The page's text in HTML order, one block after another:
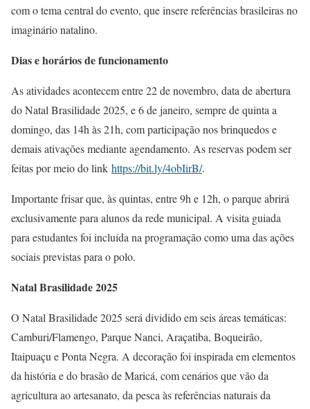
com o tema central do evento, que insere referências brasileiras no
imaginário natalino.
Dias e horários de funcionamento
As atividades acontecem entre 22 de novembro, data de abertura
do Natal Brasilidade 2025, e 6 de janeiro, sempre de quinta a
domingo, das 14h às 21h, com participação nos brinquedos e
demais ativações mediante agendamento. As reservas podem ser
feitas por meio do link https://bit.ly/4obIirB/.
Importante frisar que, às quintas, entre 9h e 12h, o parque abrirá
exclusivamente para alunos da rede municipal. A visita guiada
para estudantes foi incluída na programação como uma das ações
sociais previstas para o polo.
Natal Brasilidade 2025
O Natal Brasilidade 2025 será dividido em seis áreas temáticas:
Camburi/Flamengo, Parque Nanci, Araçatiba, Boqueirão,
Itaipuaçu e Ponta Negra. A decoração foi inspirada em elementos
da história e do brasão de Maricá, com cenários que vão da
agricultura ao artesanato, da pesca às referências naturais da